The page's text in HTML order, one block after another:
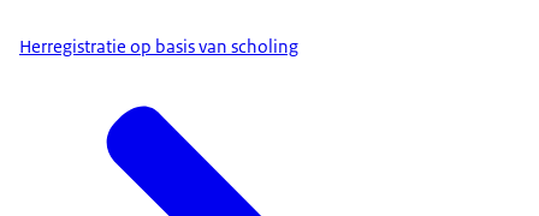
Herregistratie op basis van scholing